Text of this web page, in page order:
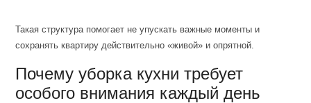
Такая структура помогает не упускать важные моменты и
сохранять квартиру действительно «живой» и опрятной.
Почему уборка кухни требует
особого внимания каждый день